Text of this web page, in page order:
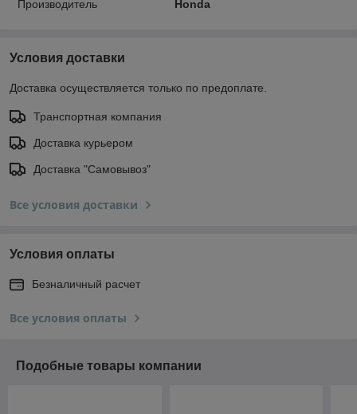
Производитель Honda
Условия доставки
Доставка осуществляется только по предоплате.
Транспортная компания
Доставка курьером
Доставка "Самовывоз"
Все условия доставки
Условия оплаты
Безналичный расчет
Все условия оплаты
Подобные товары компании